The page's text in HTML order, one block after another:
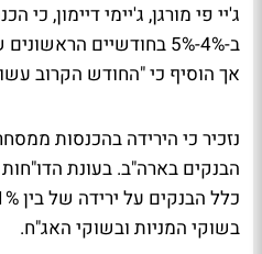
ג'יי פי מורגן, ג'יימי דיימון, כי
אך הוסיף כי "החודש הקרוב
נזכיר כי הירידה בהכנסות
הבנקים בארה"ב. בעונת הדו"חות
בשוקי המניות ובשוקי האג"ח.